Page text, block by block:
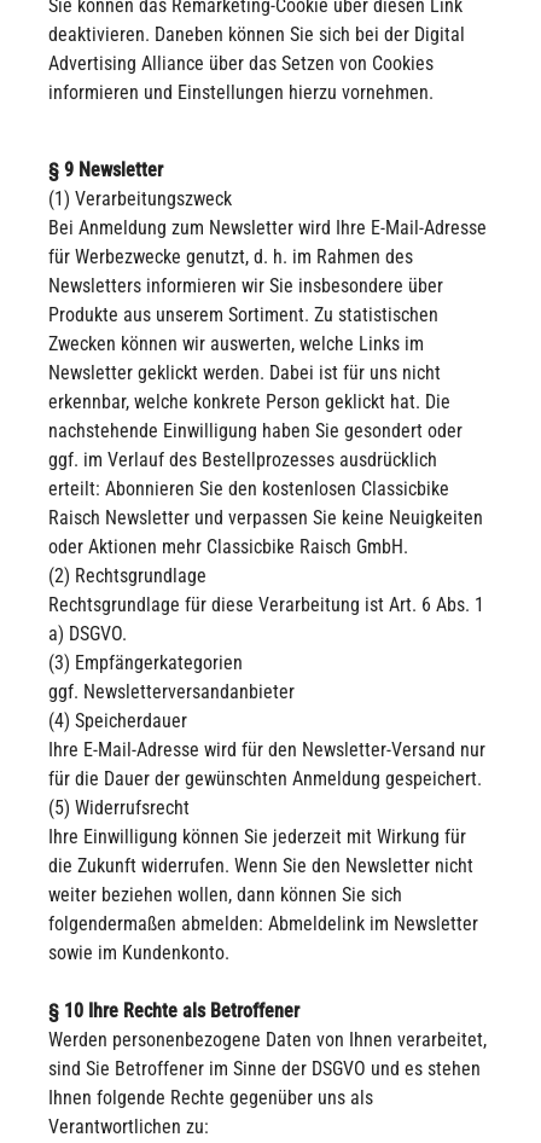
Sie können das Remarketing-Cookie über diesen Link
deaktivieren. Daneben können Sie sich bei der Digital
Advertising Alliance über das Setzen von Cookies
informieren und Einstellungen hierzu vornehmen.
§ 9 Newsletter
(1) Verarbeitungszweck
Bei Anmeldung zum Newsletter wird Ihre E-Mail-Adresse
für Werbezwecke genutzt, d. h. im Rahmen des
Newsletters informieren wir Sie insbesondere über
Produkte aus unserem Sortiment. Zu statistischen
Zwecken können wir auswerten, welche Links im
Newsletter geklickt werden. Dabei ist für uns nicht
erkennbar, welche konkrete Person geklickt hat. Die
nachstehende Einwilligung haben Sie gesondert oder
ggf. im Verlauf des Bestellprozesses ausdrücklich
erteilt: Abonnieren Sie den kostenlosen Classicbike
Raisch Newsletter und verpassen Sie keine Neuigkeiten
oder Aktionen mehr Classicbike Raisch GmbH.
(2) Rechtsgrundlage
Rechtsgrundlage für diese Verarbeitung ist Art. 6 Abs. 1
a) DSGVO.
(3) Empfängerkategorien
ggf. Newsletterversandanbieter
(4) Speicherdauer
Ihre E-Mail-Adresse wird für den Newsletter-Versand nur
für die Dauer der gewünschten Anmeldung gespeichert.
(5) Widerrufsrecht
Ihre Einwilligung können Sie jederzeit mit Wirkung für
die Zukunft widerrufen. Wenn Sie den Newsletter nicht
weiter beziehen wollen, dann können Sie sich
folgendermaßen abmelden: Abmeldelink im Newsletter
sowie im Kundenkonto.
§ 10 Ihre Rechte als Betroffener
Werden personenbezogene Daten von Ihnen verarbeitet,
sind Sie Betroffener im Sinne der DSGVO und es stehen
Ihnen folgende Rechte gegenüber uns als
Verantwortlichen zu: